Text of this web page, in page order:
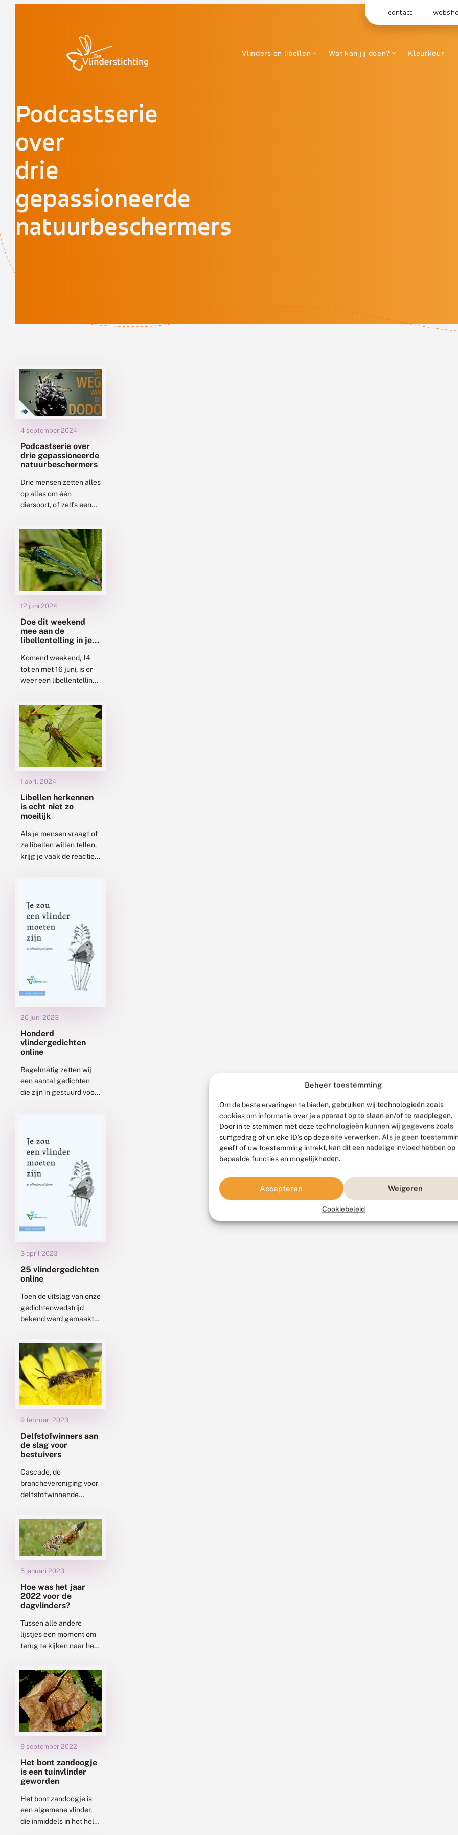
Beheer toestemming
Om de beste ervaringen te bieden, gebruiken wij technologieën zoals
cookies om informatie over je apparaat op te slaan en/of te raadplegen.
Door in te stemmen met deze technologieën kunnen wij gegevens zoals
surfgedrag of unieke ID's op deze site verwerken. Als je geen
geeft of uw toestemming intrekt, kan dit een nadelige invloed hebben op
bepaalde functies en mogelijkheden.
Accepteren Weigeren
Cookiebeleid
contact
Vlinders en libellen Wat kan jij doen? Kleurkeur
Podcastserie
over
drie
gepassioneerde
natuurbeschermers
4 september 2024
Podcastserie over
drie gepassioneerde
natuurbeschermers
Drie mensen zetten alles
op alles om één
diersoort, of zelfs een
redden van de
ondergang, want van de
Nederlandse
biodiversiteit is...
12 juni 2024
Doe dit weekend
mee aan de
libellentelling in je
Komend weekend, 14
tot en met 16 juni, is er
weer een libellentelling.
tuin hebt, met een mooie
water-...
1 april 2024
Libellen herkennen
is echt niet zo
moeilijk
Als je mensen vraagt of
ze libellen willen tellen,
krijg je vaak de reactie:
26 juni 2023
Honderd
vlindergedichten
online
Regelmatig zetten wij
een aantal gedichten
die zijn in gestuurd voor
meer dan honderd te
bewonderen! Ga...
3 april 2023
25 vlindergedichten
online
Toen de uitslag van onze
gedichtenwedstrijd
bekend werd gemaakt,
ingestuurde gedichten
in de loop van dit
jubileumjaar te
publiceren. De eerste...
9 februari 2023
Delfstofwinners aan
de slag voor
bestuivers
Cascade, de
branchevereniging voor
delfstofwinnende
met De Vlinderstichting
een routekaart
ontwikkeld om op
winlocaties meer
leefgebied te creëren
voor bestuivers zoals
vlinders,...
5 januari 2023
Hoe was het jaar
2022 voor de
dagvlinders?
Tussen alle andere
lijstjes een moment om
terug te kijken naar het
ging er goed, wat ging
er slecht, en wat voor...
9 september 2022
Het bont zandoogje
is een tuinvlinder
geworden
Het bont zandoogje is
een algemene vlinder,
die inmiddels in het hele